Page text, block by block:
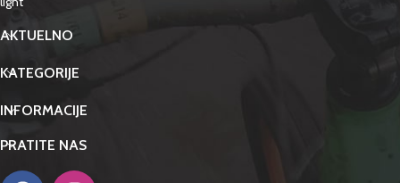
AKTUELNO
KATEGORIJE
INFORMACIJE
PRATITE NAS